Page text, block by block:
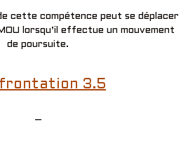
cette compétence peut se déplacer
lorsqu’il effectue un mouvement
de poursuite.
3.5
–